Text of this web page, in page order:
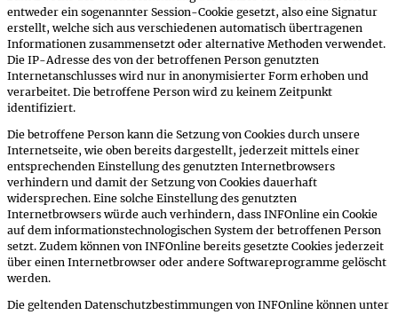
entweder ein sogenannter Session-Cookie gesetzt, also eine Signatur
erstellt, welche sich aus verschiedenen automatisch übertragenen
Informationen zusammensetzt oder alternative Methoden verwendet.
Die IP-Adresse des von der betroffenen Person genutzten
Internetanschlusses wird nur in anonymisierter Form erhoben und
verarbeitet. Die betroffene Person wird zu keinem Zeitpunkt
identifiziert.
Die betroffene Person kann die Setzung von Cookies durch unsere
Internetseite, wie oben bereits dargestellt, jederzeit mittels einer
entsprechenden Einstellung des genutzten Internetbrowsers
verhindern und damit der Setzung von Cookies dauerhaft
widersprechen. Eine solche Einstellung des genutzten
Internetbrowsers würde auch verhindern, dass INFOnline ein Cookie
auf dem informationstechnologischen System der betroffenen Person
setzt. Zudem können von INFOnline bereits gesetzte Cookies jederzeit
über einen Internetbrowser oder andere Softwareprogramme gelöscht
werden.
Die geltenden Datenschutzbestimmungen von INFOnline können unter